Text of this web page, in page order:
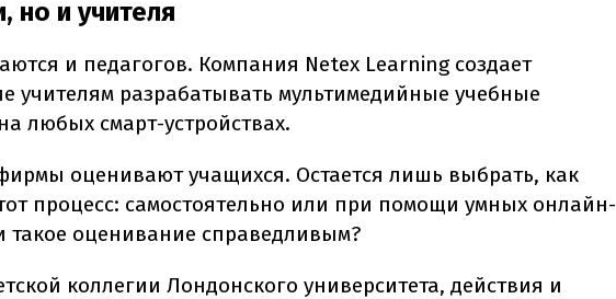
но и учителя
и педагогов. Компания Netex Learning создает
учителям разрабатывать мультимедийные учебные
любых смарт-устройствах.
оценивают учащихся. Остается лишь выбрать, как
процесс: самостоятельно или при помощи умных онлайн-
такое оценивание справедливым?
коллегии Лондонского университета, действия и